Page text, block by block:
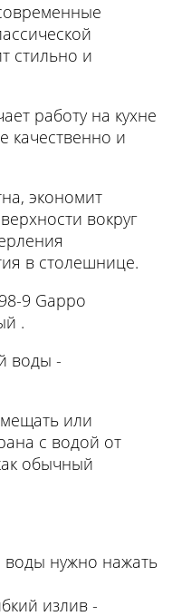
стильно и
работу на кухне
качественно и
экономит
вокруг
в столешнице.
9 Gappo
.
воды -
или
с водой от
обычный
воды нужно нажать
излив -